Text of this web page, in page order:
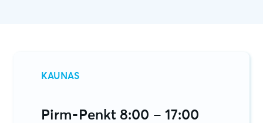
KAUNAS
Pirm-Penkt 8:00 – 17:00